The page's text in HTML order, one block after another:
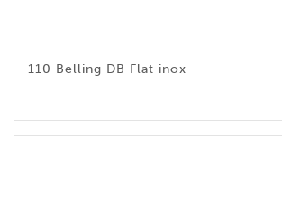
110 Belling DB Flat inox